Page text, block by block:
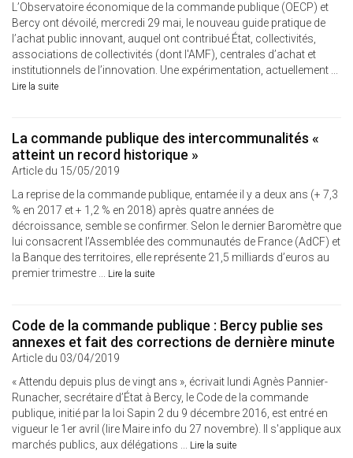
L’Observatoire économique de la commande publique (OECP) et
Bercy ont dévoilé, mercredi 29 mai, le nouveau guide pratique de
l’achat public innovant, auquel ont contribué État, collectivités,
associations de collectivités (dont l'AMF), centrales d’achat et
institutionnels de l’innovation. Une expérimentation, actuellement ...
Lire la suite
La commande publique des intercommunalités «
atteint un record historique »
Article du 15/05/2019
La reprise de la commande publique, entamée il y a deux ans (+ 7,3
% en 2017 et + 1,2 % en 2018) après quatre années de
décroissance, semble se confirmer. Selon le dernier Baromètre que
lui consacrent l’Assemblée des communautés de France (AdCF) et
la Banque des territoires, elle représente 21,5 milliards d’euros au
premier trimestre ... Lire la suite
Code de la commande publique : Bercy publie ses
annexes et fait des corrections de dernière minute
Article du 03/04/2019
« Attendu depuis plus de vingt ans », écrivait lundi Agnès Pannier-
Runacher, secrétaire d’État à Bercy, le Code de la commande
publique, initié par la loi Sapin 2 du 9 décembre 2016, est entré en
vigueur le 1er avril (lire Maire info du 27 novembre). Il s'applique aux
marchés publics, aux délégations ... Lire la suite